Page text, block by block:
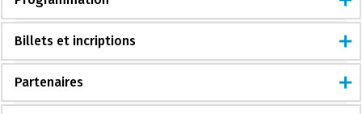
Billets et incriptions
Partenaires